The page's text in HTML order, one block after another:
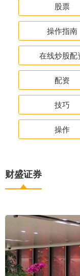
股票
操作指南
在线炒股配
配资
技巧
操作
财盛证券